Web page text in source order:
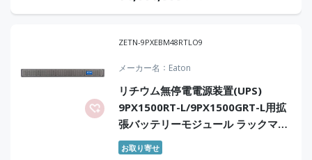
ZETN-9PXEBM48RTLO9
メーカー名 Eaton
リチウム無停電電源装置(UPS)
9PX1500RT-L/9PX1500GRT-L用拡
張バッテリーモジュール ラックマウ
ント型 オンサイト9年保証付
お取り寄せ